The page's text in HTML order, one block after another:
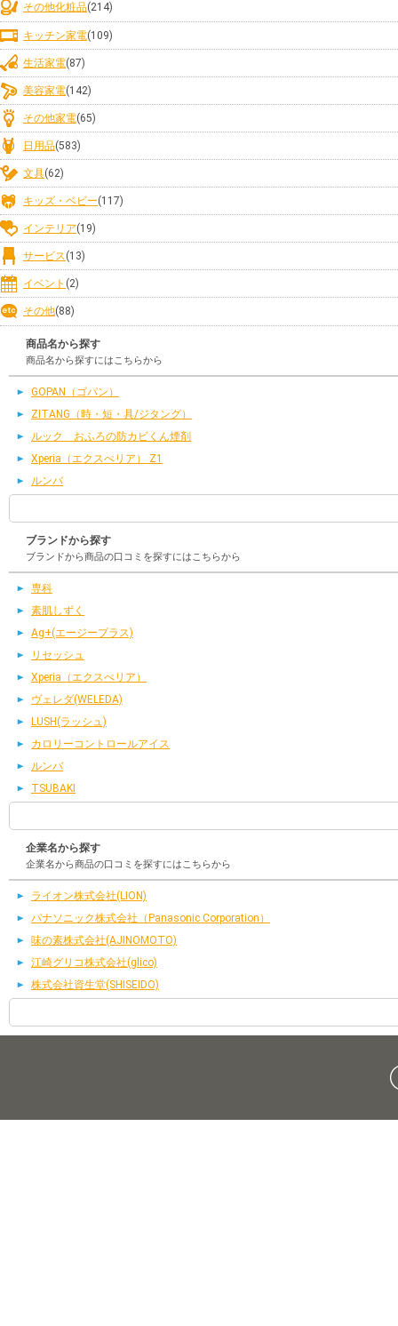
その他化粧品(214)
キッチン家電(109)
生活家電(87)
美容家電(142)
その他家電(65)
日用品(583)
文具(62)
キッズ・ベビー(117)
インテリア(19)
サービス(13)
イベント (2)
その他(88)
商品名から探す
商品名から探すにはこちらから
GOPAN（ゴパン）
ZITANG（時・短・具/ジタング）
ルック おふろの防カビくん煙剤
Xperia（エクスぺリア） Z1
ルンバ
ブランドから探す
ブランドから商品の口コミを探すにはこちらから
専科
素肌しずく
Ag+(エージープラス)
リセッシュ
Xperia（エクスぺリア）
ヴェレダ(WELEDA)
LUSH(ラッシュ)
カロリーコントロールアイス
ルンバ
TSUBAKI
企業名から探す
企業名から商品の口コミを探すにはこちらから
ライオン株式会社(LION)
パナソニック株式会社（Panasonic Corporation）
味の素株式会社(AJINOMOTO)
江崎グリコ株式会社(glico)
株式会社資生堂(SHISEIDO)